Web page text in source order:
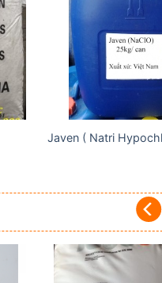
to
Javen ( Natri